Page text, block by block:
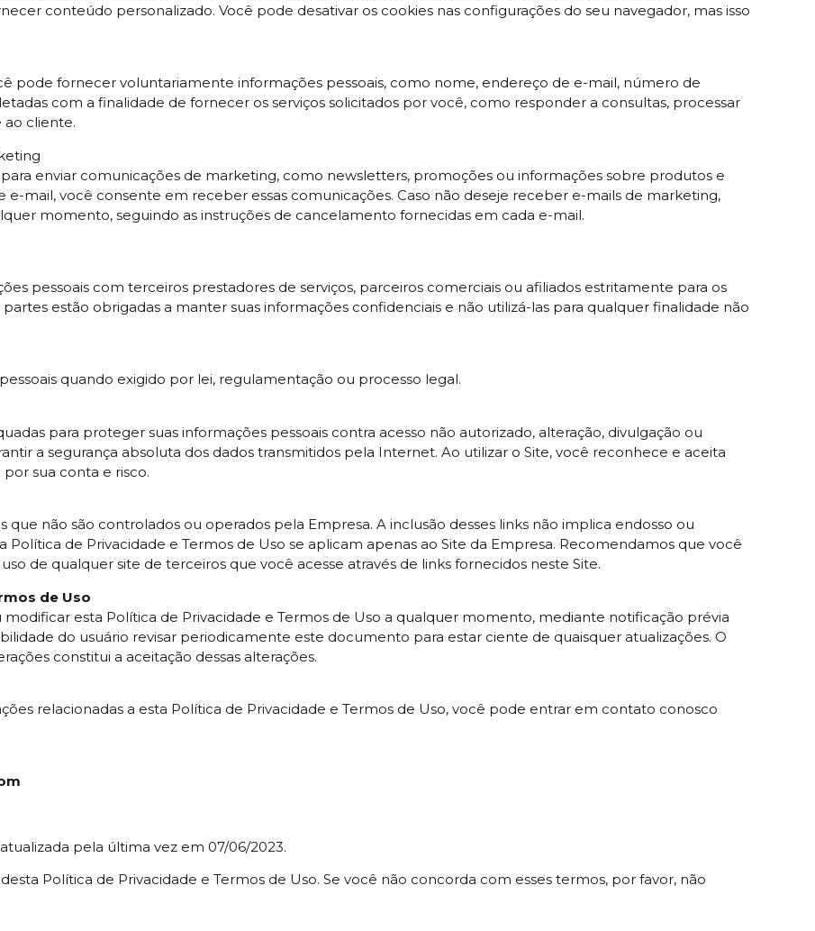
conteúdo personalizado. Você pode desativar os cookies nas configurações do seu navegador, mas isso
pode fornecer voluntariamente informações pessoais, como nome, endereço de e-mail, número de
com a finalidade de fornecer os serviços solicitados por você, como responder a consultas, processar
ao cliente.
enviar comunicações de marketing, como newsletters, promoções ou informações sobre produtos e
e-mail, você consente em receber essas comunicações. Caso não deseje receber e-mails de marketing,
momento, seguindo as instruções de cancelamento fornecidas em cada e-mail.
pessoais com terceiros prestadores de serviços, parceiros comerciais ou afiliados estritamente para os
estão obrigadas a manter suas informações confidenciais e não utilizá-las para qualquer finalidade não
quando exigido por lei, regulamentação ou processo legal.
para proteger suas informações pessoais contra acesso não autorizado, alteração, divulgação ou
a segurança absoluta dos dados transmitidos pela Internet. Ao utilizar o Site, você reconhece e aceita
sua conta e risco.
que não são controlados ou operados pela Empresa. A inclusão desses links não implica endosso ou
Política de Privacidade e Termos de Uso se aplicam apenas ao Site da Empresa. Recomendamos que você
de qualquer site de terceiros que você acesse através de links fornecidos neste Site.
de Uso
modificar esta Política de Privacidade e Termos de Uso a qualquer momento, mediante notificação prévia
do usuário revisar periodicamente este documento para estar ciente de quaisquer atualizações. O
constitui a aceitação dessas alterações.
relacionadas a esta Política de Privacidade e Termos de Uso, você pode entrar em contato conosco
pela última vez em 07/06/2023.
Política de Privacidade e Termos de Uso. Se você não concorda com esses termos, por favor, não